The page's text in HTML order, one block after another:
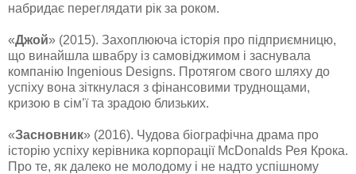
набридає переглядати рік за роком.
«Джой» (2015). Захоплююча історія про підприємницю,
що винайшла швабру із самовіджимом і заснувала
компанію Ingenious Designs. Протягом свого шляху до
успіху вона зіткнулася з фінансовими труднощами,
кризою в сім’ї та зрадою близьких.
«Засновник» (2016). Чудова біографічна драма про
історію успіху керівника корпорації McDonalds Рея Крока.
Про те, як далеко не молодому і не надто успішному